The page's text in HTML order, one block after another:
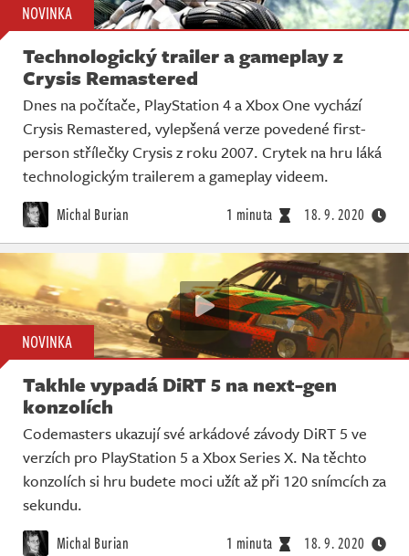
NOVINKA
Technologický trailer a gameplay z
Crysis Remastered
Dnes na počítače, PlayStation 4 a Xbox One vychází
Crysis Remastered, vylepšená verze povedené first-
person střílečky Crysis z roku 2007. Crytek na hru láká
technologickým trailerem a gameplay videem.
Michal Burian 1 minuta 18. 9. 2020
NOVINKA
Takhle vypadá DiRT 5 na next-gen
konzolích
Codemasters ukazují své arkádové závody DiRT 5 ve
verzích pro PlayStation 5 a Xbox Series X. Na těchto
konzolích si hru budete moci užít až při 120 snímcích za
sekundu.
Michal Burian 1 minuta 18. 9. 2020